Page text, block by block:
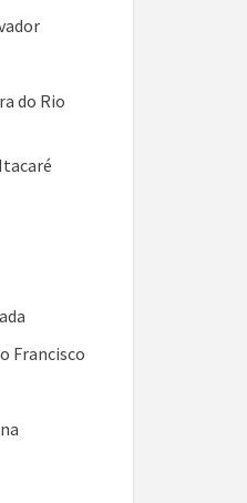
do Rio
Francisco